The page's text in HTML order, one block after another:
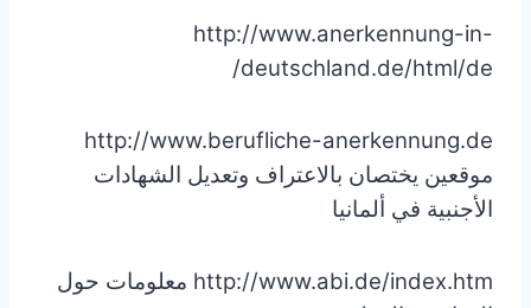
http://www.anerkennung-in-
deutschland.de/html/de/
http://www.berufliche-anerkennung.de
موقعين يختصان بالاعتراف وتعديل الشهادات
الأجنبية في ألمانيا
http://www.abi.de/index.htm معلومات حول